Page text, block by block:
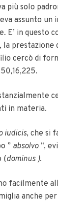
più solo
assunto un
E’ in questo
la prestazione
cercò di
in materia.
iudicis, che si
” absolvo “,
(dominus ).
facilmente
anche